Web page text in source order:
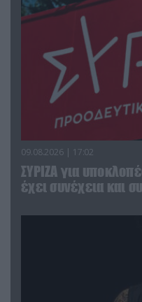
09.08.2026 | 17:02
ΣΥΡΙΖΑ για
έχει συνέχεια και